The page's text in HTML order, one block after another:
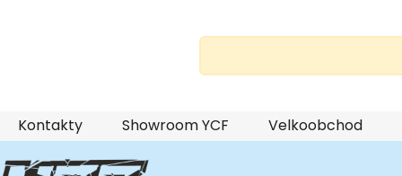
Přejít
na
obsah
Kontakty Showroom YCF Velkoobchod